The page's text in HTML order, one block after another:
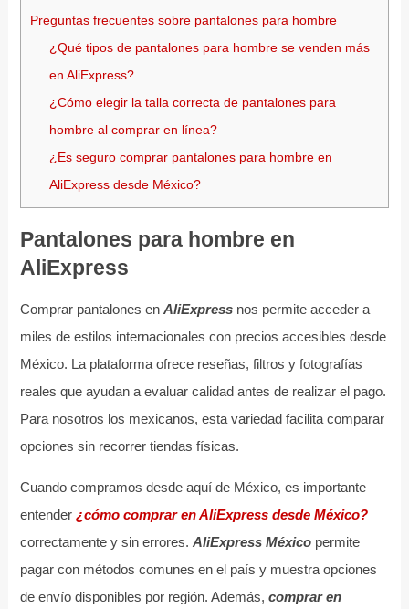
Preguntas frecuentes sobre pantalones para hombre
¿Qué tipos de pantalones para hombre se venden más
en AliExpress?
¿Cómo elegir la talla correcta de pantalones para
hombre al comprar en línea?
¿Es seguro comprar pantalones para hombre en
AliExpress desde México?
Pantalones para hombre en
AliExpress
Comprar pantalones en AliExpressnos permite acceder a
miles de estilos internacionales con precios accesibles desde
México. La plataforma ofrece reseñas, filtros y fotografías
reales que ayudan a evaluar calidad antes de realizar el pago.
Para nosotros los mexicanos, esta variedad facilita comparar
opciones sin recorrer tiendas físicas.
Cuando compramos desde aquí de México, es importante
entender ¿cómo comprar en AliExpress desde México?
correctamente y sin errores. AliExpress Méxicopermite
pagar con métodos comunes en el país y muestra opciones
de envío disponibles por región. Además, comprar en